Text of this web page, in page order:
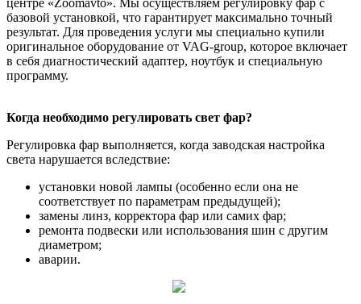
базовой установкой, что гарантирует максимально точный
результат. Для проведения услуги мы специально купили
оригинальное оборудование от VAG-group, которое включает
в себя диагностический адаптер, ноутбук и специальную
программу.
Когда необходимо регулировать свет фар?
Регулировка фар выполняется, когда заводская настройка
света нарушается вследствие:
установки новой лампы (особенно если она не
соответствует по параметрам предыдущей);
замены линз, корректора фар или самих фар;
ремонта подвески или использования шин с другим
диаметром;
аварии.